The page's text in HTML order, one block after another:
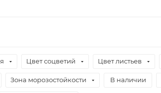
Цвет соцветий Цвет листьев
Зона морозостойкости В наличии